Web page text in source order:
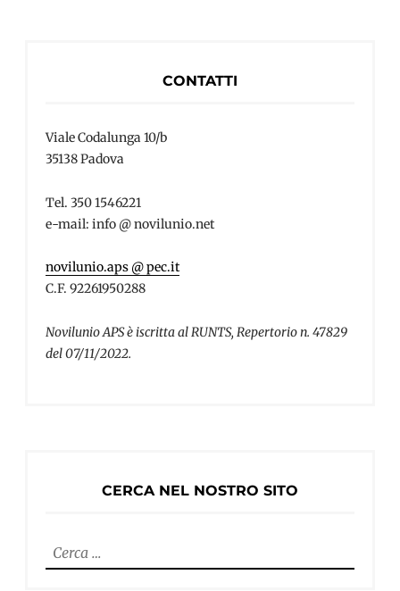
CONTATTI
Viale Codalunga 10/b
35138 Padova
Tel. 350 1546221
e-mail: info @ novilunio.net
novilunio.aps @ pec.it
C.F. 92261950288
Novilunio APS è iscritta al RUNTS, Repertorio n. 47829
del 07/11/2022.
CERCA NEL NOSTRO SITO
Ricerca
per: